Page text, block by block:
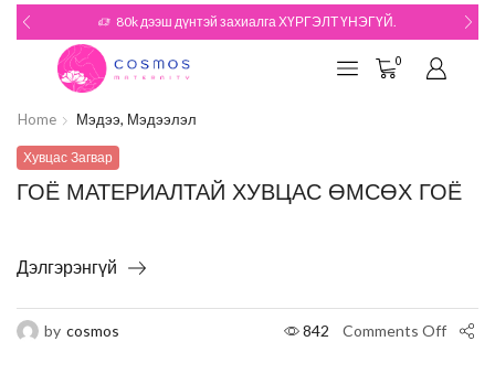
80k дээш дүнтэй захиалга ХҮРГЭЛТ ҮНЭГҮЙ.
0
Home Мэдээ, Мэдээлэл
Хувцас Загвар
ГОЁ МАТЕРИАЛТАЙ ХУВЦАС ӨМСӨХ ГОЁ
Дэлгэрэнгүй
by cosmos 842 Comments Off